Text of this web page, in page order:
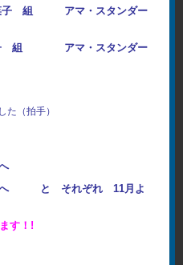
組 アマ・スタンダー
組 アマ・スタンダー
た（拍手）
それぞれ 11月よ
！!